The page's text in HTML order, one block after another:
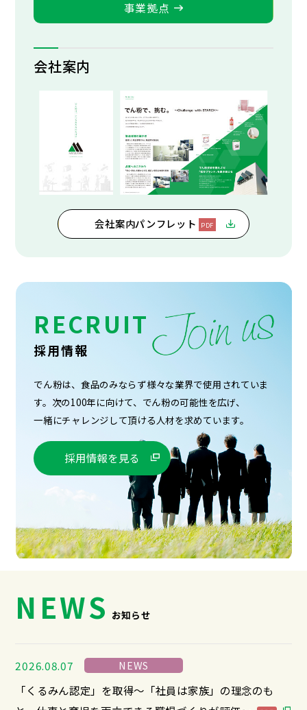
事業拠点
会社案内
会社案内パンフレット PDF
RECRUIT
採用情報
でん粉は、食品のみならず様々な業界で使用されていま
す。 次の100年に向けて、でん粉の可能性を広げ、
一緒にチャレンジして頂ける人材を求めています。
採用情報を見る
NEWS お知らせ
2026.08.07 NEWS
「くるみん認定」を取得～「社員は家族」の理念のも